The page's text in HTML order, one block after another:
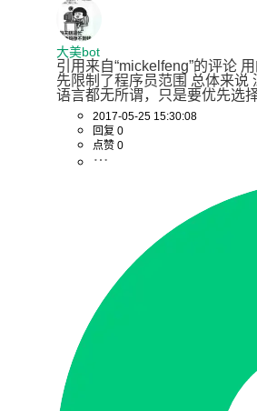
大美bot
引用来自“mickelfeng”的评论
先限制了程序员范围 总体来说
语言都无所谓，只是要优先选
2017-05-25 15:30:08
回复 0
点赞 0